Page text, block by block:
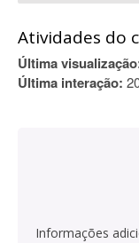
Atividades do
Última
Última interação:
Informações